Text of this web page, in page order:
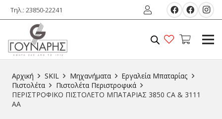
Τηλ.: 23850-22241
Αρχική SKIL Μηχανήματα
Εργαλεία Μπαταρίας
Πιστολέτα
Πιστολέτα Περιστροφικά
ΠΕΡΙΣΤΡΟΦΙΚΟ ΠΙΣΤΟΛΕΤΟ ΜΠΑΤΑΡΙΑΣ 3850 CA & 3111
AA